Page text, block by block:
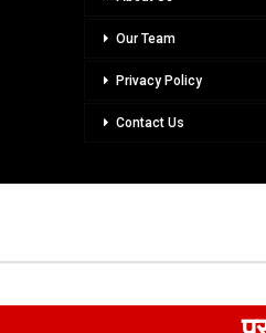
Our Team
Privacy Policy
Contact Us